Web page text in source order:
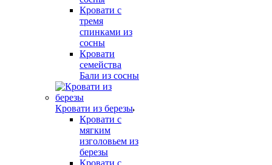
Кровати с
тремя
спинками из
сосны
Кровати
семейства
Бали из сосны
Кровати из березы
Кровати с
мягким
изголовьем из
березы
Кровати с